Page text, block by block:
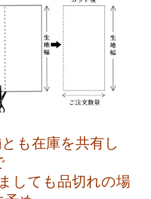
も在庫を共有し
しても品切れの場